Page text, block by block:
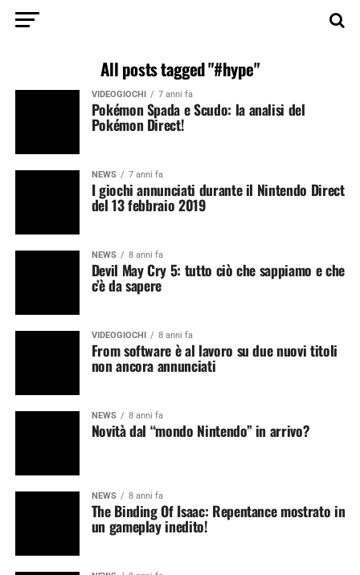
All posts tagged "#hype"
VIDEOGIOCHI 7 anni fa
Pokémon Spada e Scudo: la analisi del
Pokémon Direct!
NEWS 7 anni fa
I giochi annunciati durante il Nintendo Direct
del 13 febbraio 2019
NEWS 8 anni fa
Devil May Cry 5: tutto ciò che sappiamo e che
c’è da sapere
VIDEOGIOCHI 8 anni fa
From software è al lavoro su due nuovi titoli
non ancora annunciati
NEWS 8 anni fa
Novità dal “mondo Nintendo” in arrivo?
NEWS 8 anni fa
The Binding Of Isaac: Repentance mostrato in
un gameplay inedito!